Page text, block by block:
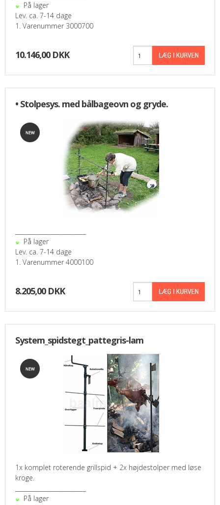
På lager
Lev. ca. 7-14 dage
1. Varenummer 3000700
10.146,00 DKK
• Stolpesys. med bålbageovn og gryde.
På lager
Lev. ca. 7-14 dage
1. Varenummer 4000100
8.205,00 DKK
System_spidstegt_pattegris-lam
1x komplet roterende grillspid + 2x højdestolper med løse
kroge.
På lager